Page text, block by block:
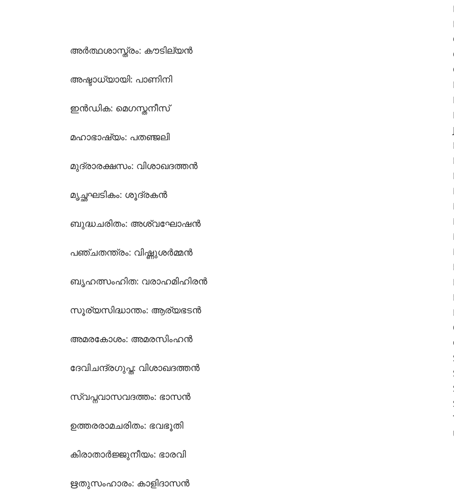
അർത്ഥശാസ്ത്രം: കൗടില്യൻ
അഷ്ടാധ്യായി: പാണിനി
ഇൻഡിക: മെഗസ്തനീസ്
മഹാഭാഷ്യം: പതഞ്ജലി
മുദ്രാരക്ഷസം: വിശാഖദത്തൻ
മൃച്ഛഘടികം: ശൂദ്രകൻ
ബുദ്ധചരിതം: അശ്വഘോഷൻ
പഞ്ചതന്ത്രം: വിഷ്ണുശർമ്മൻ
ബൃഹത്സംഹിത: വരാഹമിഹിരൻ
സൂര്യസിദ്ധാന്തം: ആര്യഭടൻ
അമരകോശം: അമരസിംഹൻ
ദേവിചന്ദ്രഗുപ്ത: വിശാഖദത്തൻ
സ്വപ്നവാസവദത്തം: ഭാസൻ
ഉത്തരരാമചരിതം: ഭവഭൂതി
കിരാതാർജ്ജുനീയം: ഭാരവി
ഋതുസംഹാരം: കാളിദാസൻ